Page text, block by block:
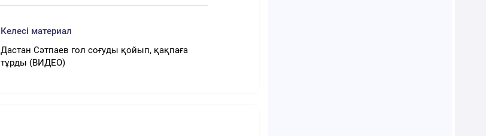
Келесі материал
Дастан Сәтпаев гол соғуды қойып, қақпаға
тұрды (ВИДЕО)